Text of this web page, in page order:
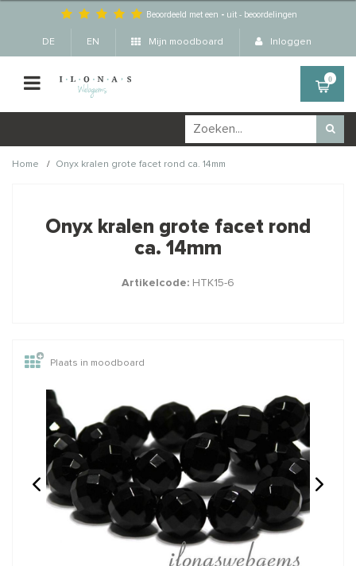
Beoordeeld met een - uit -beoordelingen
DE EN Mijn moodboard Inloggen
0
Home / Onyx kralen grote facet rond ca. 14mm
producten ook interessant
Onyx kralen rond ca.
14mm
Streng ca. 38.5cm
Tijgeroog kralen rond
ca. 4mm
Streng ca.38
5cm
100% natuurlijk
Rijggat ca.0.5mm
€5,95 Incl. btw
€4,92 Excl. btw
Onyx kralen grote facet rond
ca. 14mm
Artikelcode: HTK15-6
Plaats in moodboard